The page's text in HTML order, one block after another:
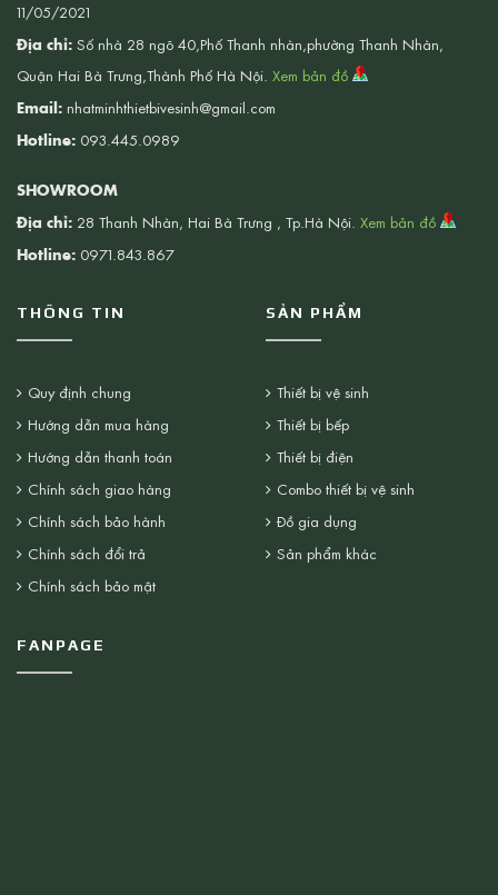
11/05/2021
Địa chỉ: Số nhà 28 ngõ 40,Phố Thanh nhàn,phường Thanh Nhàn,
Quận Hai Bà Trưng,Thành Phố Hà Nội. Xem bản đồ
Email: nhatminhthietbivesinh@gmail.com
Hotline: 093.445.0989
SHOWROOM
Địa chỉ: 28 Thanh Nhàn, Hai Bà Trưng , Tp.Hà Nội. Xem bản đồ
Hotline: 0971.843.867
THÔNG TIN
Quy định chung
Hướng dẫn mua hàng
Hướng dẫn thanh toán
Chính sách giao hàng
Chính sách bảo hành
Chính sách đổi trả
Chính sách bảo mật
SẢN PHẨM
Thiết bị vệ sinh
Thiết bị bếp
Thiết bị điện
Combo thiết bị vệ sinh
Đồ gia dụng
Sản phẩm khác
FANPAGE